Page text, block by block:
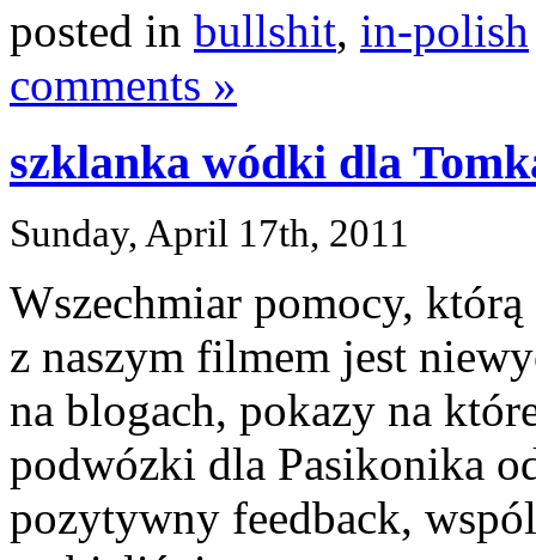
posted in bullshit, in-polish
comments »
szklanka wódki dla
Sunday, April 17th, 2011
Wszechmiar pomocy,
z naszym filmem jest
na blogach, pokazy na
podwózki dla Pasikonika
pozytywny feedback,